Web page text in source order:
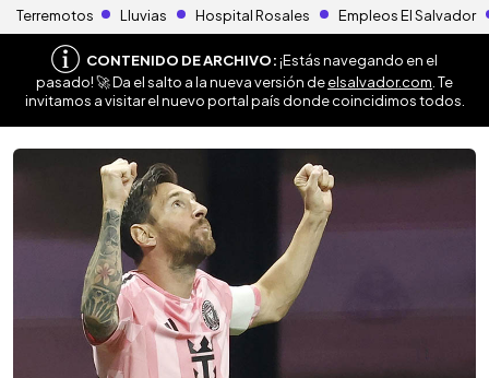
Terremotos Lluvias Hospital Rosales Empleos El Salvador
CONTENIDO DE ARCHIVO:¡Estás navegando en el
pasado! 🚀 Da el salto a la nueva versión deelsalvador.com . Te
invitamos a visitar el nuevo portal país donde coincidimos todos.